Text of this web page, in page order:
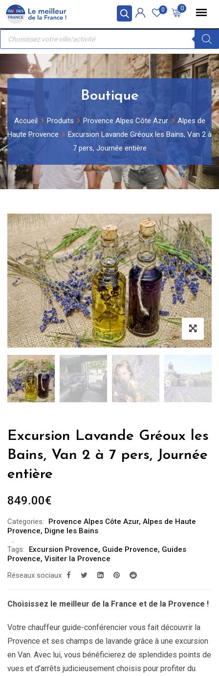
Panneau de gestion des cookies
Skip
content
0
0
Recherche
produits
Boutique
Accueil Produits Provence Alpes Côte Azur
Alpes de
Haute Provence
Excursion Lavande Gréoux les Bains, Van 2 à
7 pers, Journée entière
Excursion Lavande Gréoux les
Bains, Van 2 à 7 pers, Journée
entière
849.00€
Categories: Provence Alpes Côte Azur, Alpes de Haute
Provence, Digne les Bains
Tags: Excursion Provence, Guide Provence, Guides
Provence, Visiter la Provence
Réseaux sociaux
Choisissez le meilleur de la France et de la Provence !
Votre chauffeur guide-conférencier vous fait découvrir la
Provence et ses champs de lavande grâce à une excursion
en Van. Avec lui, vous bénéficierez de splendides points de
vues et d’arrêts judicieusement choisis pour profiter du